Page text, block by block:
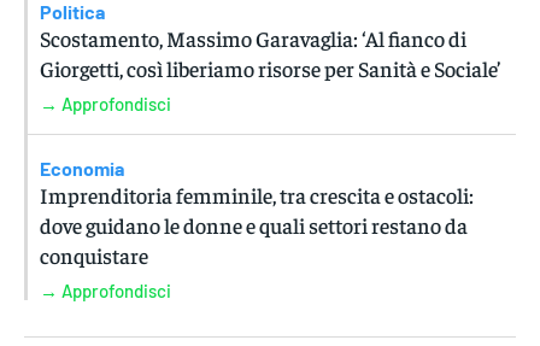
Politica
Scostamento, Massimo Garavaglia: ‘Al fianco di
Giorgetti, così liberiamo risorse per Sanità e Sociale’
→ Approfondisci
Economia
Imprenditoria femminile, tra crescita e ostacoli:
dove guidano le donne e quali settori restano da
conquistare
→ Approfondisci